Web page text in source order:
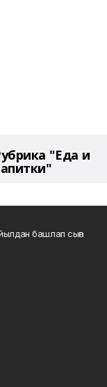
"Еда и
башлап сыға